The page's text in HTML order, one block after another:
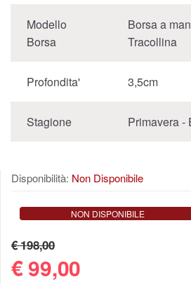
Modello
Borsa
Borsa a
Tracollina
Profondita' 3,5cm
Stagione Primavera -
Disponibilità: Non Disponibile
NON DISPONIBILE
€ 198,00
€99,00